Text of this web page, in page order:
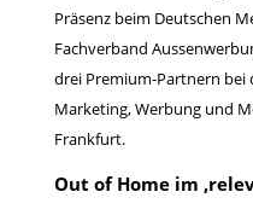
Präsenz beim Deutschen
Fachverband
drei Premium-Partnern bei
Marketing, Werbung und
Frankfurt.
Out of Home im